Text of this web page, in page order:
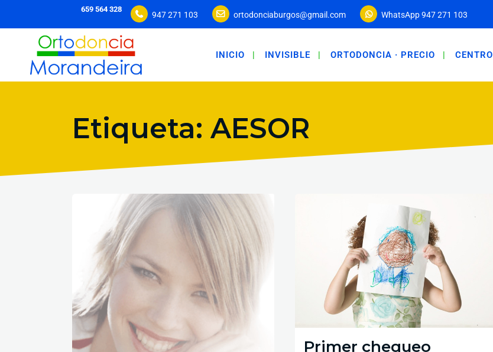
659 564 328
947 271 103 ortodonciaburgos@gmail.com WhatsApp 947 271 103
INICIO INVISIBLE ORTODONCIA · PRECIO CENTRO
Etiqueta: AESOR
Primer chequeo